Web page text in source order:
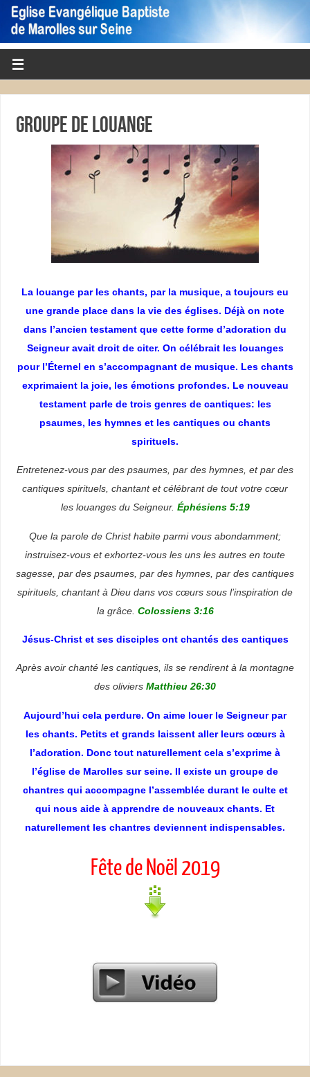
Groupe de louange
La louange par les chants, par la musique, a toujours eu
une grande place dans la vie des églises. Déjà on note
dans l’ancien testament que cette forme d’adoration du
Seigneur avait droit de citer. On célébrait les louanges
pour l’Éternel en s’accompagnant de musique. Les chants
exprimaient la joie, les émotions profondes. Le nouveau
testament parle de trois genres de cantiques: les
psaumes, les hymnes et les cantiques ou chants
spirituels.
Entretenez-vous par des psaumes, par des hymnes, et par des
cantiques spirituels, chantant et célébrant de tout votre cœur
les louanges du Seigneur. Éphésiens 5:19
Que la parole de Christ habite parmi vous abondamment;
instruisez-vous et exhortez-vous les uns les autres en toute
sagesse, par des psaumes, par des hymnes, par des cantiques
spirituels, chantant à Dieu dans vos cœurs sous l’inspiration de
la grâce. Colossiens 3:16
Jésus-Christ et ses disciples ont chantés des cantiques
Après avoir chanté les cantiques, ils se rendirent à la montagne
des oliviers Matthieu 26:30
Aujourd’hui cela perdure. On aime louer le Seigneur par
les chants. Petits et grands laissent aller leurs cœurs à
l’adoration. Donc tout naturellement cela s’exprime à
l’église de Marolles sur seine. Il existe un groupe de
chantres qui accompagne l’assemblée durant le culte et
qui nous aide à apprendre de nouveaux chants. Et
naturellement les chantres deviennent indispensables.
Fête de Noël 2019